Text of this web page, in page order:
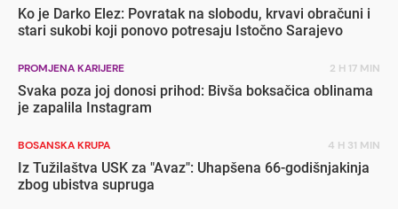
Ko je Darko Elez: Povratak na slobodu, krvavi obračuni i
stari sukobi koji ponovo potresaju Istočno Sarajevo
PROMJENA KARIJERE 2 H 17 MIN
Svaka poza joj donosi prihod: Bivša boksačica oblinama
je zapalila Instagram
BOSANSKA KRUPA 4 H 31 MIN
Iz Tužilaštva USK za "Avaz": Uhapšena 66-godišnjakinja
zbog ubistva supruga